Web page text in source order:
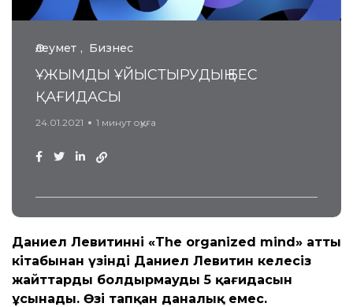
Әлеумет Бизнес
ҰЖЫМДЫ ҰЙЫСТЫРУДЫҢ БЕС
ҚАҒИДАСЫ
24.01.2021 1 минут оқуға
Даниел Левитиннің «The organized mind» атты
кітабынан үзінді Даниел Левитин келеңсіз
жайттарды болдырмаудың 5 қағидасын
ұсынады. Өзі тапқан даналық емес.